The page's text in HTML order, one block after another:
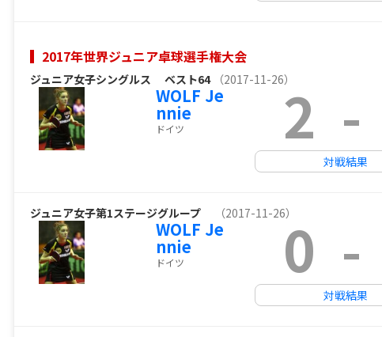
2017年世界ジュニア卓球選手権大会
ジュニア女子シングルス ベスト64 （2017-11-26）
WOLF Je
nnie
ドイツ 2 -
対戦結果
ジュニア女子第1ステージグループ （2017-11-26）
WOLF Je
nnie
ドイツ 0 -
対戦結果